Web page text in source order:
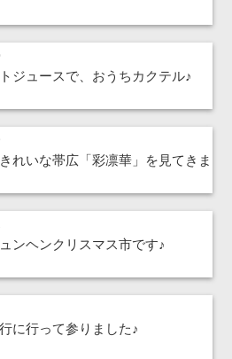
ジュースで、おうちカクテル♪
れいな帯広「彩凛華」を見てきま
ンヘンクリスマス市です♪
に行って参りました♪